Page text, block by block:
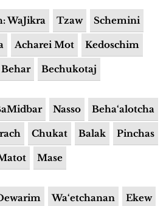
WaJikra Tzaw Schemini
Acharei Mot Kedoschim
Behar Bechukotaj
Nasso Beha‘alotcha
Chukat Balak Pinchas
Mase
Wa‘etchanan Ekew